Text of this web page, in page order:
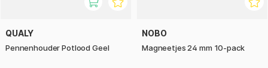
QUALY
Pennenhouder Potlood Geel
NOBO
Magneetjes 24 mm 10-pack